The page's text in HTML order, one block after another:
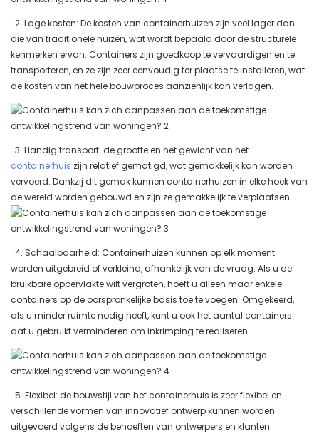
2. Lage kosten: De kosten van containerhuizen zijn veel lager dan
die van traditionele huizen, wat wordt bepaald door de structurele
kenmerken ervan. Containers zijn goedkoop te vervaardigen en te
transporteren, en ze zijn zeer eenvoudig ter plaatse te installeren, wat
de kosten van het hele bouwproces aanzienlijk kan verlagen.
3. Handig transport: de grootte en het gewicht van het
containerhuis zijn relatief gematigd, wat gemakkelijk kan worden
vervoerd. Dankzij dit gemak kunnen containerhuizen in elke hoek van
de wereld worden gebouwd en zijn ze gemakkelijk te verplaatsen.
4. Schaalbaarheid: Containerhuizen kunnen op elk moment
worden uitgebreid of verkleind, afhankelijk van de vraag. Als u de
bruikbare oppervlakte wilt vergroten, hoeft u alleen maar enkele
containers op de oorspronkelijke basis toe te voegen. Omgekeerd,
als u minder ruimte nodig heeft, kunt u ook het aantal containers
dat u gebruikt verminderen om inkrimping te realiseren.
5. Flexibel: de bouwstijl van het containerhuis is zeer flexibel en
verschillende vormen van innovatief ontwerp kunnen worden
uitgevoerd volgens de behoeften van ontwerpers en klanten.